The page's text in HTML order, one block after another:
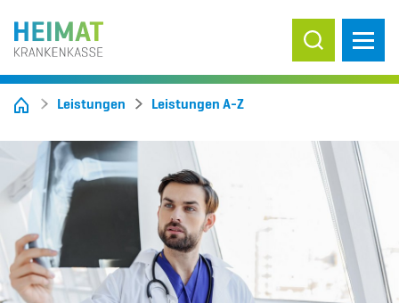
Suche ein-/
Leistungen Leistungen A-Z